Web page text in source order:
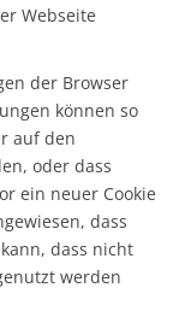
Webseite
der Browser
können so
auf den
oder dass
ein neuer Cookie
dass
dass nicht
werden